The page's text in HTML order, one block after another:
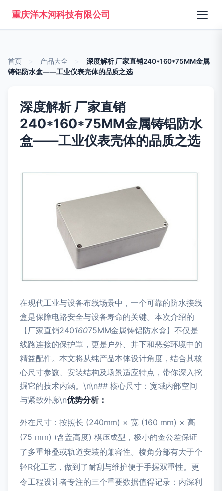
重庆洋木河科技有限公司
首页 产品大全
深度解析 厂家直销240*160*75MM金属
铸铝防水盒——工业仪表壳体的品质之选
深度解析 厂家直销
240*160*75MM金属铸铝防水
盒——工业仪表壳体的品质之选
在现代工业与设备布线场景中，一个可靠的防水接线
盒是保障电路安全与设备寿命的关键。本次介绍的
【厂家直销24016075MM金属铸铝防水盒】不仅是
线路连接的保护罩，更是户外、井下和恶劣环境中的
精益配件。本文将从纯产品本体设计角度，结合其核
心尺寸参数、安装结构及场景适应特点，带你深入挖
掘它的技术内涵。\n\n## 核心尺寸：宽域内部空间
与紧致外廓\n优势分析：
外在尺寸：按照长 (240mm) × 宽 (160 mm) × 高
(75 mm) (含盖高度) 模压成型，极小的金公差保证
了多重堆叠或轨道安装的兼容性。棱角分部有大于个
轻R化工艺，做到了耐刮与维护便于手握双重性。更
令工程设计者专注的三个重要数据值得记录：内深利